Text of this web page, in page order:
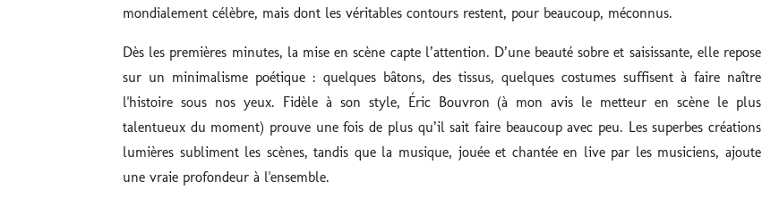
mondialement célèbre, mais dont les véritables contours restent, pour beaucoup, méconnus.
Dès les premières minutes, la mise en scène capte l’attention. D’une beauté sobre et saisissante, elle repose
sur un minimalisme poétique : quelques bâtons, des tissus, quelques costumes suffisent à faire naître
l'histoire sous nos yeux. Fidèle à son style, Éric Bouvron (à mon avis le metteur en scène le plus
talentueux du moment) prouve une fois de plus qu’il sait faire beaucoup avec peu. Les superbes créations
lumières subliment les scènes, tandis que la musique, jouée et chantée en live par les musiciens, ajoute
une vraie profondeur à l'ensemble.